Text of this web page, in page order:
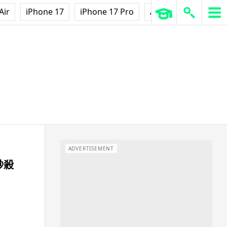
iPhone 17 iPhone 17 Pro AirPods Pro 3
殺
ADVERTISEMENT